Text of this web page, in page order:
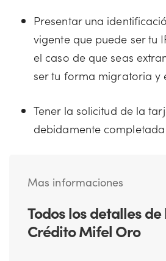
Presentar una
vigente que puede ser tu
el caso de que seas
ser tu forma migratoria y
Tener la solicitud de la
debidamente
Mas informaciones
Todos los detalles
Crédito Mifel Oro